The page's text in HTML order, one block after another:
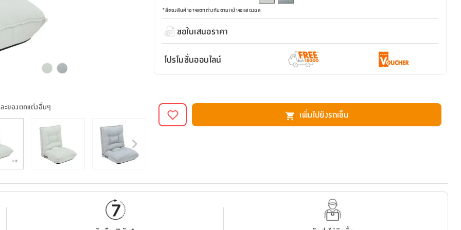
ะของตกแต่งอื่นๆ
*สีของสินค้าอาจแตกต่างกันตามหน้าจอแสดงผล
ขอใบเสนอราคา
โปรโมชั่นออนไลน์
เพิ่มไปยังรถเข็น